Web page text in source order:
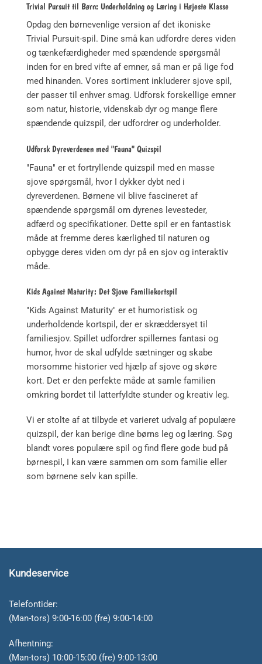
Trivial Pursuit til Børn: Underholdning og Læring i Højeste Klasse
Opdag den børnevenlige version af det ikoniske
Trivial Pursuit-spil. Dine små kan udfordre deres viden
og tænkefærdigheder med spændende spørgsmål
inden for en bred vifte af emner, så man er på lige fod
med hinanden. Vores sortiment inkluderer sjove spil,
der passer til enhver smag. Udforsk forskellige emner
som natur, historie, videnskab dyr og mange flere
spændende quizspil, der udfordrer og underholder.
Udforsk Dyreverdenen med "Fauna" Quizspil
"Fauna" er et fortryllende quizspil med en masse
sjove spørgsmål, hvor I dykker dybt ned i
dyreverdenen. Børnene vil blive fascineret af
spændende spørgsmål om dyrenes levesteder,
adfærd og specifikationer. Dette spil er en fantastisk
måde at fremme deres kærlighed til naturen og
opbygge deres viden om dyr på en sjov og interaktiv
måde.
Kids Against Maturity: Det Sjove Familiekortspil
"Kids Against Maturity" er et humoristisk og
underholdende kortspil, der er skræddersyet til
familiesjov. Spillet udfordrer spillernes fantasi og
humor, hvor de skal udfylde sætninger og skabe
morsomme historier ved hjælp af sjove og skøre
kort. Det er den perfekte måde at samle familien
omkring bordet til latterfyldte stunder og kreativ leg.
Vi er stolte af at tilbyde et varieret udvalg af populære
quizspil, der kan berige dine børns leg og læring. Søg
blandt vores populære spil og find flere gode bud på
børnespil, I kan være sammen om som familie eller
som børnene selv kan spille.
Kundeservice
Telefontider:
(Man-tors) 9:00-16:00 (fre) 9:00-14:00
Afhentning:
(Man-tors) 10:00-15:00 (fre) 9:00-13:00